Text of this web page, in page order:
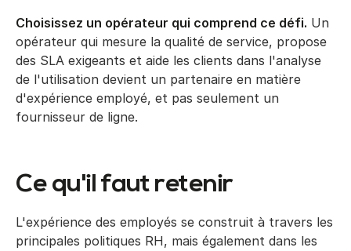
Choisissez un opérateur qui comprend ce défi. Un
opérateur qui mesure la qualité de service, propose
des SLA exigeants et aide les clients dans l'analyse
de l'utilisation devient un partenaire en matière
d'expérience employé, et pas seulement un
fournisseur de ligne.
Ce qu'il faut retenir
L'expérience des employés se construit à travers les
principales politiques RH, mais également dans les